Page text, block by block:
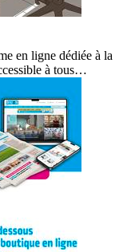
en ligne dédiée à la
à tous…